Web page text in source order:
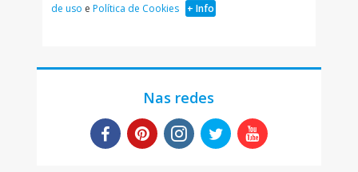
de uso ePolítica de Cookies + Info
Nas redes